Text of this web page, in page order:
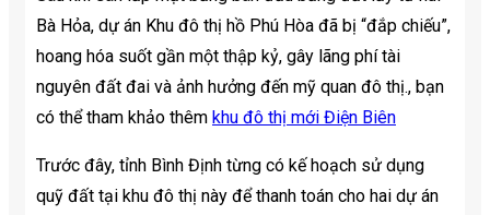
Bà Hỏa, dự án Khu đô thị hồ Phú Hòa đã bị “đắp chiếu”,
hoang hóa suốt gần một thập kỷ, gây lãng phí tài
nguyên đất đai và ảnh hưởng đến mỹ quan đô thị., bạn
có thể tham khảo thêm khu đô thị mới Điện Biên
Trước đây, tỉnh Bình Định từng có kế hoạch sử dụng
quỹ đất tại khu đô thị này để thanh toán cho hai dự án